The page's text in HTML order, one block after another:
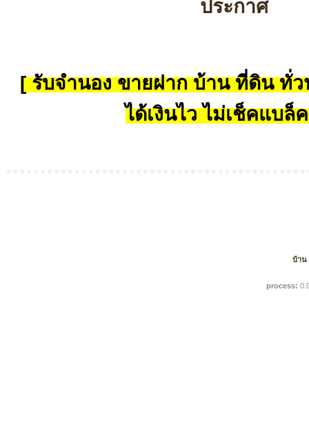
ประกาศ
[ รับจำนอง ขายฝาก บ้าน ที่ดิน ทั่ว
ได้เงินไว ไม่เช็คแบล็
บ้าน
process: